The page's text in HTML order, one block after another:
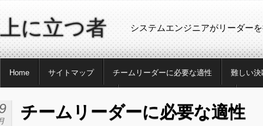
上に立つ者 システムエンジニアがリーダー
Home サイトマップ チームリーダーに必要な適性 難しい
チームリーダーに必要な適性